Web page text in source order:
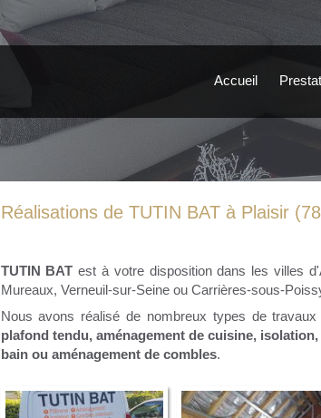
Accueil
Réalisations de TUTIN BAT à Plaisir
TUTIN BAT est à votre disposition dans les villes
Mureaux, Verneuil-sur-Seine ou Carrières-sous-
Nous avons réalisé de nombreux types de travaux
plafond tendu, aménagement de cuisine,
bain ou aménagement de combles.